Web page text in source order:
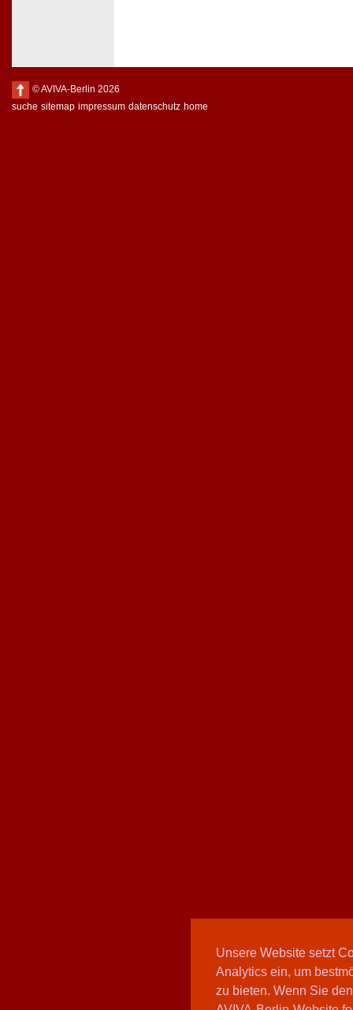
Unsere Website setzt
Analytics ein, um
zu bieten. Wenn Sie
© AVIVA-Berlin 2026
suche sitemap impressum datenschutz home